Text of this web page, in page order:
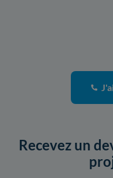
Recevez un